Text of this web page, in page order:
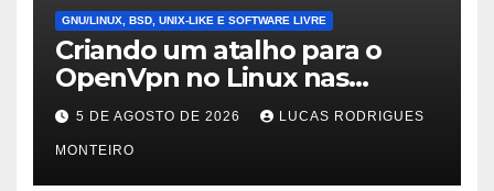
GNU/LINUX, BSD, UNIX-LIKE E SOFTWARE LIVRE
Criando um atalho para o
OpenVpn no Linux nas
distros Debian, ubuntu e
Mint Linux
5 DE AGOSTO DE 2026 LUCAS RODRIGUES
MONTEIRO